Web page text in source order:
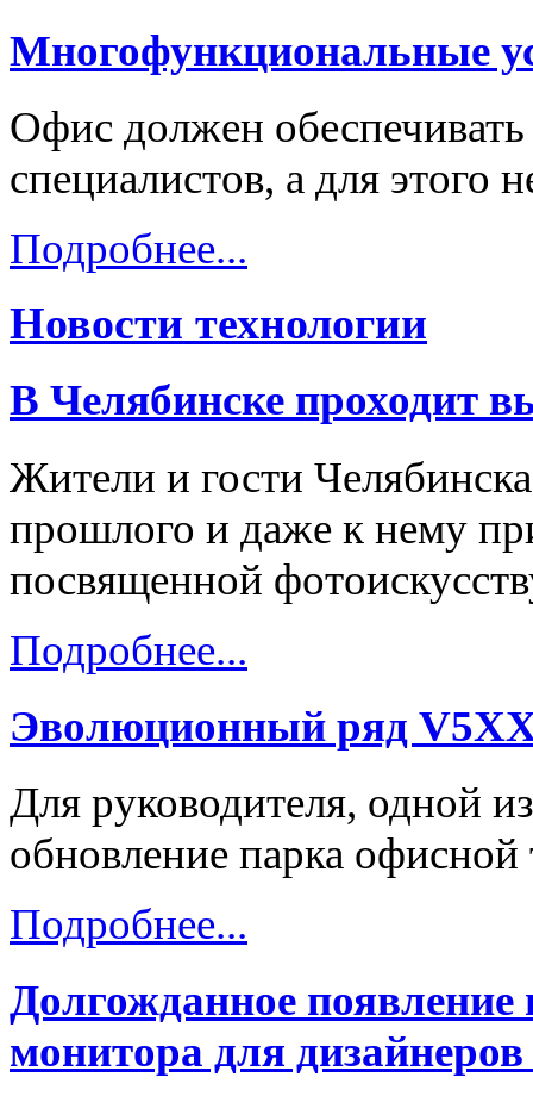
Многофункциональные
Офис должен
специалистов, а для этого
Подробнее...
Новости технологии
В Челябинске проходит
Жители и гости
прошлого и даже к нему
посвященной
Подробнее...
Эволюционный ряд
Для руководителя, одной
обновление парка офисной
Подробнее...
Долгожданное появление
монитора для